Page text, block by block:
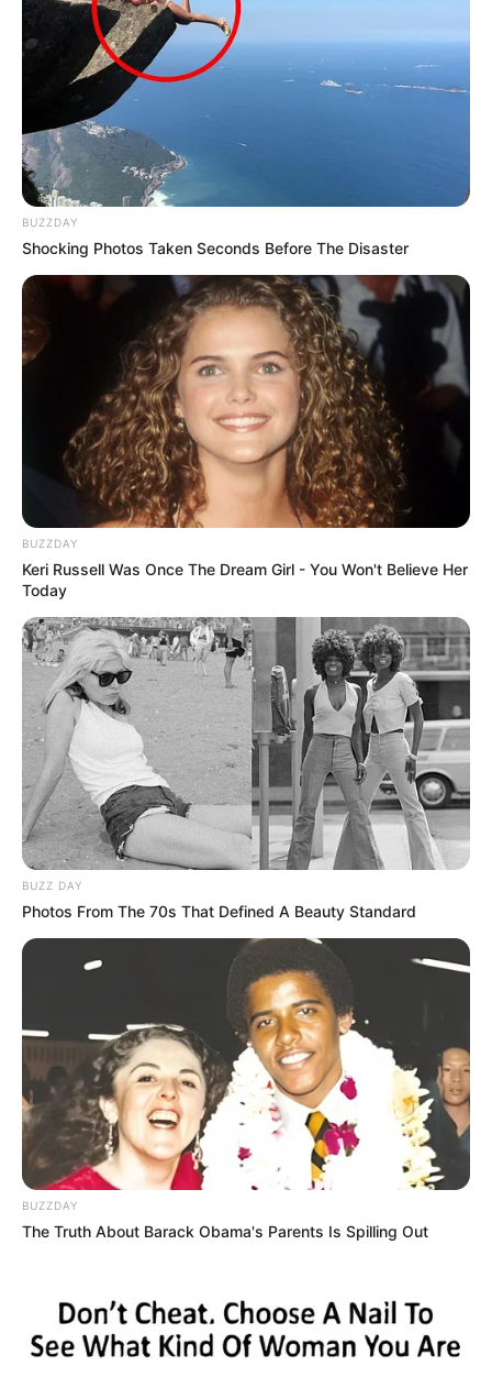
BUZZDAY
Shocking Photos Taken Seconds Before The Disaster
BUZZDAY
Keri Russell Was Once The Dream Girl - You Won't Believe Her
Today
BUZZ DAY
Photos From The 70s That Defined A Beauty Standard
BUZZDAY
The Truth About Barack Obama's Parents Is Spilling Out